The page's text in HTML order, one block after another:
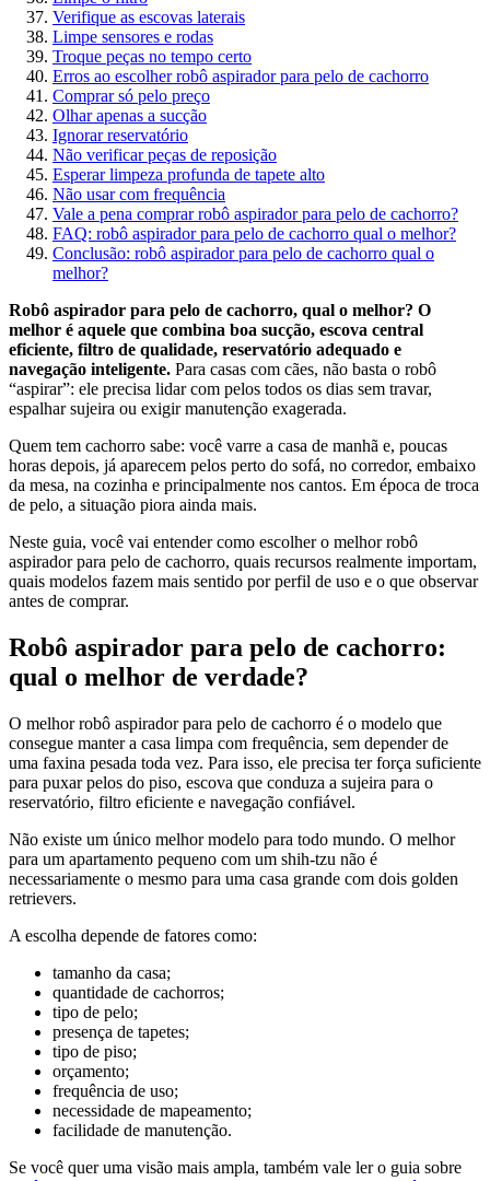
Verifique as escovas laterais
Limpe sensores e rodas
Troque peças no tempo certo
Erros ao escolher robô aspirador para pelo de cachorro
Comprar só pelo preço
Olhar apenas a sucção
Ignorar reservatório
Não verificar peças de reposição
Esperar limpeza profunda de tapete alto
Não usar com frequência
Vale a pena comprar robô aspirador para pelo de cachorro?
FAQ: robô aspirador para pelo de cachorro qual o melhor?
Conclusão: robô aspirador para pelo de cachorro qual o
melhor?
Robô aspirador para pelo de cachorro, qual o melhor? O
melhor é aquele que combina boa sucção, escova central
eficiente, filtro de qualidade, reservatório adequado e
navegação inteligente. Para casas com cães, não basta o robô
“aspirar”: ele precisa lidar com pelos todos os dias sem travar,
espalhar sujeira ou exigir manutenção exagerada.
Quem tem cachorro sabe: você varre a casa de manhã e, poucas
horas depois, já aparecem pelos perto do sofá, no corredor, embaixo
da mesa, na cozinha e principalmente nos cantos. Em época de troca
de pelo, a situação piora ainda mais.
Neste guia, você vai entender como escolher o melhor robô
aspirador para pelo de cachorro, quais recursos realmente importam,
quais modelos fazem mais sentido por perfil de uso e o que observar
antes de comprar.
Robô aspirador para pelo de cachorro:
qual o melhor de verdade?
O melhor robô aspirador para pelo de cachorro é o modelo que
consegue manter a casa limpa com frequência, sem depender de
uma faxina pesada toda vez. Para isso, ele precisa ter força suficiente
para puxar pelos do piso, escova que conduza a sujeira para o
reservatório, filtro eficiente e navegação confiável.
Não existe um único melhor modelo para todo mundo. O melhor
para um apartamento pequeno com um shih-tzu não é
necessariamente o mesmo para uma casa grande com dois golden
retrievers.
A escolha depende de fatores como:
tamanho da casa;
quantidade de cachorros;
tipo de pelo;
presença de tapetes;
tipo de piso;
orçamento;
frequência de uso;
necessidade de mapeamento;
facilidade de manutenção.
Se você quer uma visão mais ampla, também vale ler o guia sobre